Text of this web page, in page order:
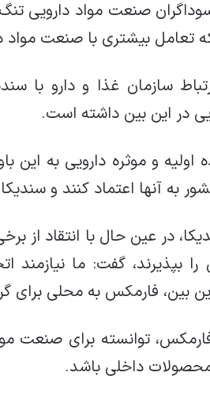
صنعت مواد دارویی
تعامل بیشتری با صنعت مواد
سازمان غذا و دارو با
در این بین داشته است.
و موثره دارویی به این
به آنها اعتماد کنند و
در عین حال با انتقاد از
بپذیرند، گفت: ما
بین، فارمکس به محلی
توانسته برای صنعت
داخلی باشد.